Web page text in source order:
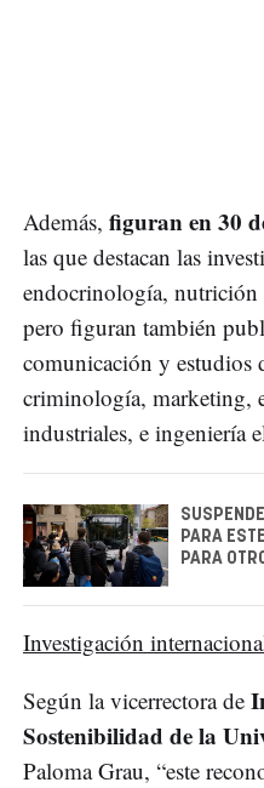
Además, figuran en 30
las que destacan las
endocrinología,
pero figuran también
comunicación y estudios
criminología, marketing,
industriales, e ingeniería
PARA
PARA
Investigación
Según la vicerrectora de
Sostenibilidad de la
Paloma Grau, “este